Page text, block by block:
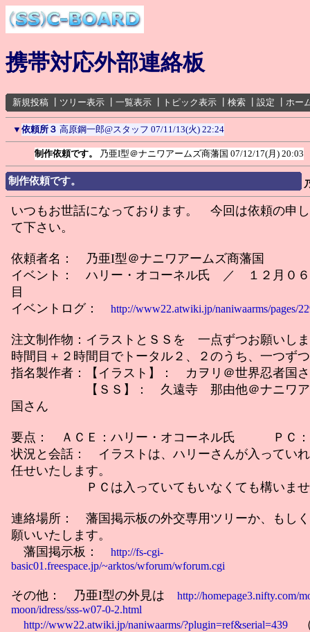
携帯対応外部連絡板
新規投稿 ツリー表示 一覧表示 トピック表示 検索 設定 ホー
▼ 依頼所３ 高原鋼一郎@スタッフ 07/11/13(火) 22:24
制作依頼です。 乃亜I型＠ナニワアームズ商藩国 07/12/17(月) 20:03
制作依頼です。
いつもお世話になっております。 今回は依頼の申
て下さい。
依頼者名： 乃亜I型＠ナニワアームズ商藩国
イベント： ハリー・オコーネル氏 ／ １２月０６
目
イベントログ： http://www22.atwiki.jp/naniwaarms/pages/
注文制作物：イラストとＳＳを 一点ずつお願いし
時間目＋２時間目でトータル２、２のうち、一つず
指名製作者：【イラスト】： カヲリ＠世界忍者国
【ＳＳ】： 久遠寺 那由他＠ナニワア
国さん
要点： ＡＣＥ：ハリー・オコーネル氏 ＰＣ：
状況と会話： イラストは、ハリーさんが入ってい
任せいたします。
ＰＣは入っていてもいなくても構いませ
連絡場所： 藩国掲示板の外交専用ツリーか、もし
願いいたします。
藩国掲示板： http://fs-cgi-
basic01.freespace.jp/~arktos/wforum/wforum.cgi
その他： 乃亜I型の外見は http://homepage3.nifty.com/
moon/idress/sss-w07-0-2.html
http://www22.atwiki.jp/naniwaarms/?plugin=ref&serial=439